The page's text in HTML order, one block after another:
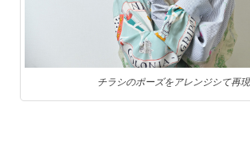
チラシのポーズをアレンジシて再現